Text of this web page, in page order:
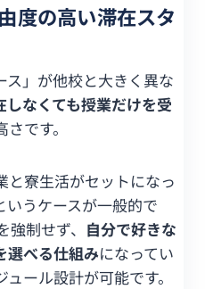
度の高い滞在スタ
ス」が他校と大きく異な
しなくても授業だけを受
です。
と寮生活がセットになっ
いうケースが一般的で
制せず、 自分で好きな
選べる仕組みになってい
ール設計が可能です。